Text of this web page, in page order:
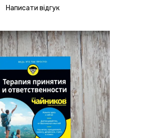
Написати відгук